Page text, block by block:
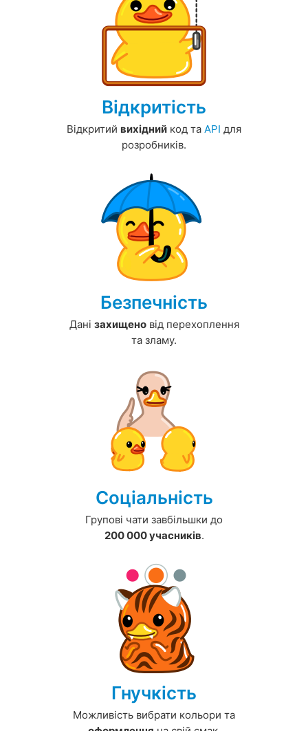
Відкритість
Відкритий вихідний код та API для
розробників.
Безпечність
Дані захищеновід перехоплення
та зламу.
Соціальність
Групові чати завбільшки до
200 000 учасників.
Гнучкість
Можливість вибрати кольори та